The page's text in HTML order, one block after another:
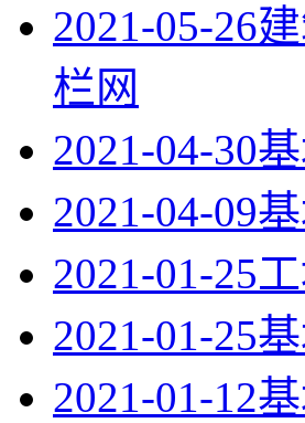
2021-05-26
栏网
2021-04-30
2021-04-09
2021-01-25
2021-01-25
2021-01-12